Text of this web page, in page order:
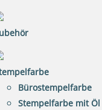
Bürostempelfarbe
Stempelfarbe mit Öl